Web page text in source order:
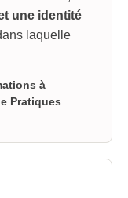
une identité
laquelle
à
Pratiques